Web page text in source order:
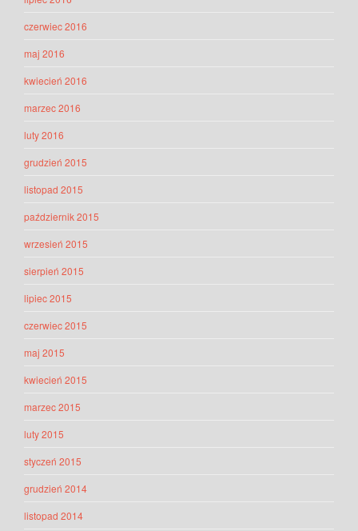
czerwiec 2016
maj 2016
kwiecień 2016
marzec 2016
luty 2016
grudzień 2015
listopad 2015
październik 2015
wrzesień 2015
sierpień 2015
lipiec 2015
czerwiec 2015
maj 2015
kwiecień 2015
marzec 2015
luty 2015
styczeń 2015
grudzień 2014
listopad 2014